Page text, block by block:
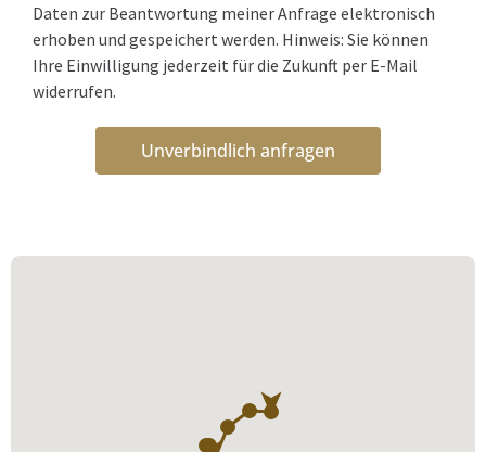
Daten zur Beantwortung meiner Anfrage elektronisch
erhoben und gespeichert werden. Hinweis: Sie können
Ihre Einwilligung jederzeit für die Zukunft per E-Mail
widerrufen.
Unverbindlich anfragen